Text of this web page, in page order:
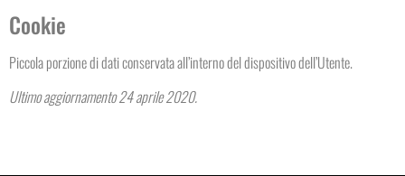
Cookie
Piccola porzione di dati conservata all’interno del dispositivo dell’Utente.
Ultimo aggiornamento 24 aprile 2020.